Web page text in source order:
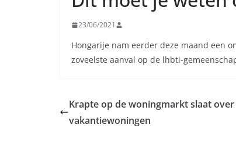
23/06/2021
Hongarije nam eerder deze maand een
zoveelste aanval op de lhbti-
Krapte op de woningmarkt slaat
vakantiewoningen